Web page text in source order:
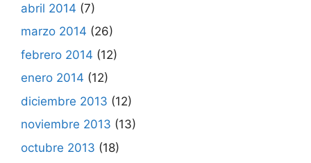
abril 2014 (7)
marzo 2014 (26)
febrero 2014 (12)
enero 2014 (12)
diciembre 2013 (12)
noviembre 2013 (13)
octubre 2013 (18)